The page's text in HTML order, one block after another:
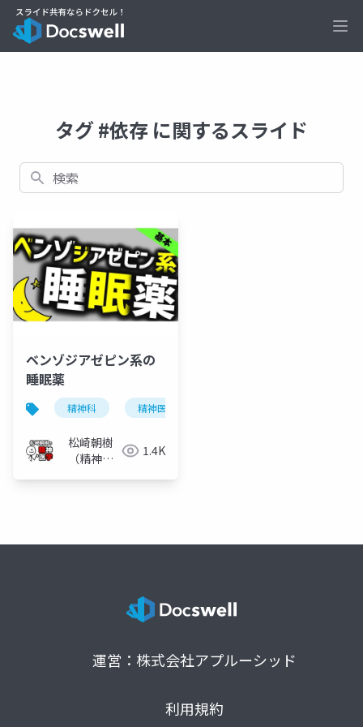
タグ #依存 に関するスライド
検索
ベンゾジアゼピン系の
睡眠薬
精神科 精神医学
松崎朝樹
（精神科
1.4K
運営：株式会社アプルーシッド
利用規約